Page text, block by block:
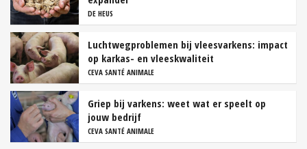
DE HEUS
Luchtwegproblemen bij vleesvarkens: impact
op karkas- en vleeskwaliteit
CEVA SANTÉ ANIMALE
Griep bij varkens: weet wat er speelt op
jouw bedrijf
CEVA SANTÉ ANIMALE